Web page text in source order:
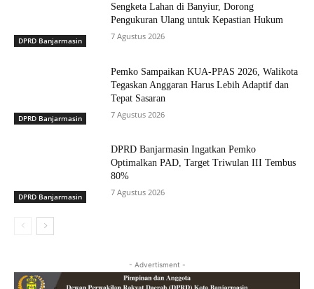
DPRD Banjarmasin
Sengketa Lahan di Banyiur, Dorong
Pengukuran Ulang untuk Kepastian Hukum
7 Agustus 2026
DPRD Banjarmasin
Pemko Sampaikan KUA-PPAS 2026, Walikota
Tegaskan Anggaran Harus Lebih Adaptif dan
Tepat Sasaran
7 Agustus 2026
DPRD Banjarmasin
DPRD Banjarmasin Ingatkan Pemko
Optimalkan PAD, Target Triwulan III Tembus
80%
7 Agustus 2026
- Advertisment -